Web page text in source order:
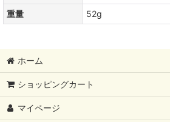
重量
52g
ホーム
ショッピングカート
マイページ